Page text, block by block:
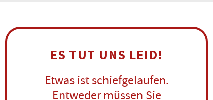
ES TUT UNS LEID!
Etwas ist schiefgelaufen.
Entweder müssen Sie